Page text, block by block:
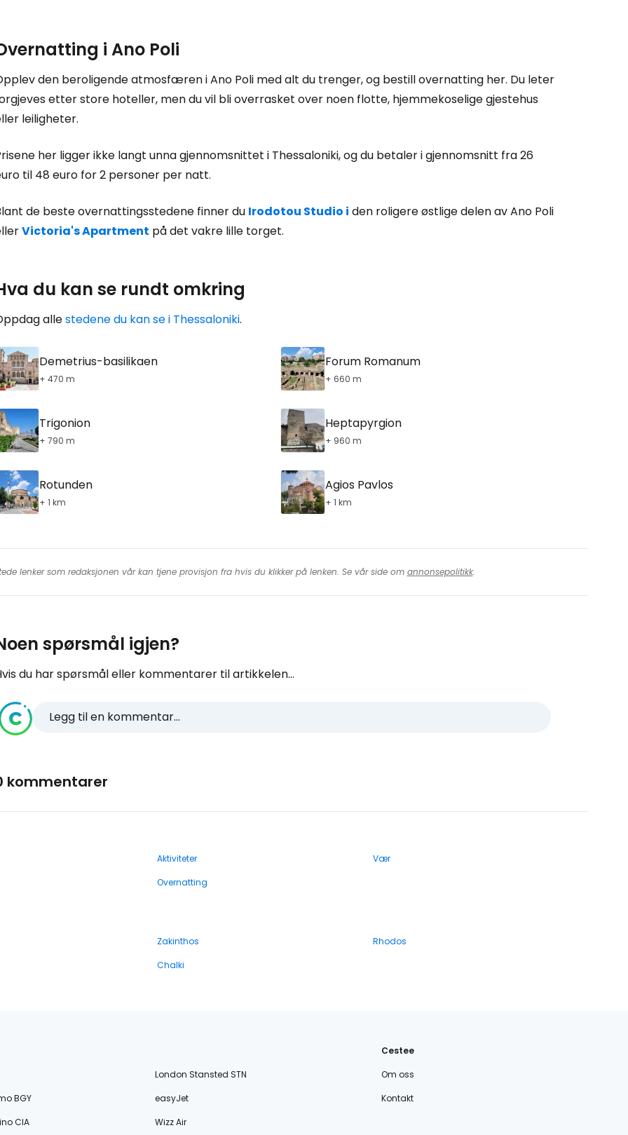
i Ano Poli
den beroligende atmosfæren i Ano Poli med alt du trenger, og bestill overnatting her. Du leter
etter store hoteller, men du vil bli overrasket over noen flotte, hjemmekoselige gjestehus
leiligheter.
her ligger ikke langt unna gjennomsnittet i Thessaloniki, og du betaler i gjennomsnitt fra 26
til 48 euro for 2 personer per natt.
de beste overnattingsstedene finner du Irodotou Studio i den roligere østlige delen av Ano Poli
Victoria's Apartment på det vakre lille torget.
du kan se rundt omkring
allestedene du kan se i Thessaloniki.
Demetrius-basilikaen
+ 470 m
Forum Romanum
+ 660 m
Trigonion
+ 790 m
Heptapyrgion
+ 960 m
Rotunden
+ 1 km
Agios Pavlos
+ 1 km
lenker som redaksjonen vår kan tjene provisjon fra hvis du klikker på lenken. Se vår side om annonsepolitikk.
spørsmål igjen?
du har spørsmål eller kommentarer til artikkelen...
Legg til en kommentar...
kommentarer
Aktiviteter
Vær
Overnatting
Zakinthos
Rhodos
Chalki
London Stansted STN
BGY
easyJet
CIA
Wizz Air
Cestee
Om oss
Kontakt